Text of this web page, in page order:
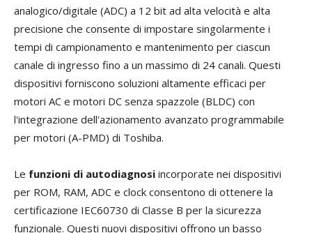
analogico/digitale (ADC) a 12 bit ad alta velocità e alta
precisione che consente di impostare singolarmente i
tempi di campionamento e mantenimento per ciascun
canale di ingresso fino a un massimo di 24 canali. Questi
dispositivi forniscono soluzioni altamente efficaci per
motori AC e motori DC senza spazzole (BLDC) con
l'integrazione dell'azionamento avanzato programmabile
per motori (A-PMD) di Toshiba.
Le funzioni di autodiagnosi incorporate nei dispositivi
per ROM, RAM, ADC e clock consentono di ottenere la
certificazione IEC60730 di Classe B per la sicurezza
funzionale. Questi nuovi dispositivi offrono un basso